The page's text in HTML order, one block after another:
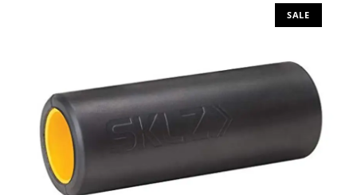
SALE